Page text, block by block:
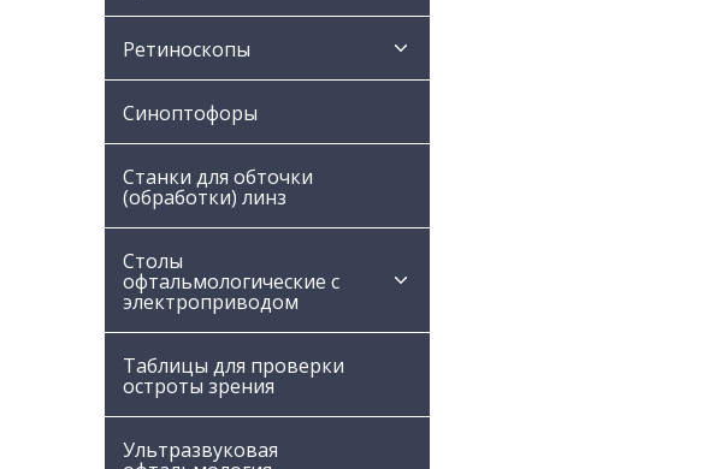
Ретиноскопы
Синоптофоры
Станки для обточки
(обработки) линз
Столы
офтальмологические с
электроприводом
Таблицы для проверки
остроты зрения
Ультразвуковая